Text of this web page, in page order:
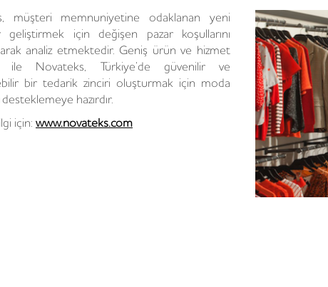
müşteri memnuniyetine odaklanan yeni
geliştirmek için değişen pazar koşullarını
analiz etmektedir. Geniş ürün ve hizmet
ile Novateks, Türkiye’de güvenilir ve
bir tedarik zinciri oluşturmak için moda
desteklemeye hazırdır.
için: www.novateks.com